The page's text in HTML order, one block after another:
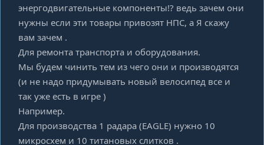
энергодвигательные компоненты!? ведь зачем они
нужны если эти товары привозят НПС, а Я скажу
вам зачем .
Для ремонта транспорта и оборудования.
Мы будем чинить тем из чего они и производятся
(и не надо придумывать новый велосипед все и
так уже есть в игре )
Например.
Для производства 1 радара (EAGLE) нужно 10
микросхем и 10 титановых слитков .